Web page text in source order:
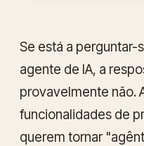
Se está a perguntar-
agente de IA, a
provavelmente não.
funcionalidades de
querem tornar